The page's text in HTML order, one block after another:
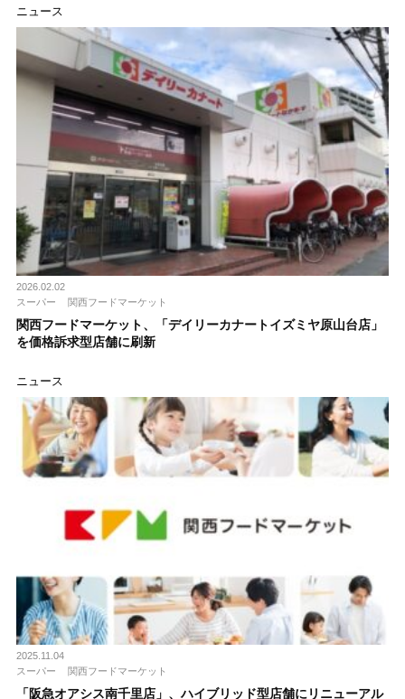
ニュース
2026.02.02
スーパー
関西フードマーケット
関西フードマーケット、「デイリーカナートイズミヤ原山台店」
を価格訴求型店舗に刷新
ニュース
2025.11.04
スーパー
関西フードマーケット
「阪急オアシス南千里店」、ハイブリッド型店舗にリニューアル